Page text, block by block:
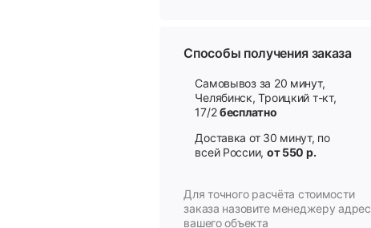
Способы получения заказа
Самовывоз за 20 минут,
Челябинск, Троицкий т-кт,
17/2бесплатно
Доставка от 30 минут, по
всей России, от 550 р.
Для точного расчёта стоимости
заказа назовите менеджеру адрес
вашего объекта